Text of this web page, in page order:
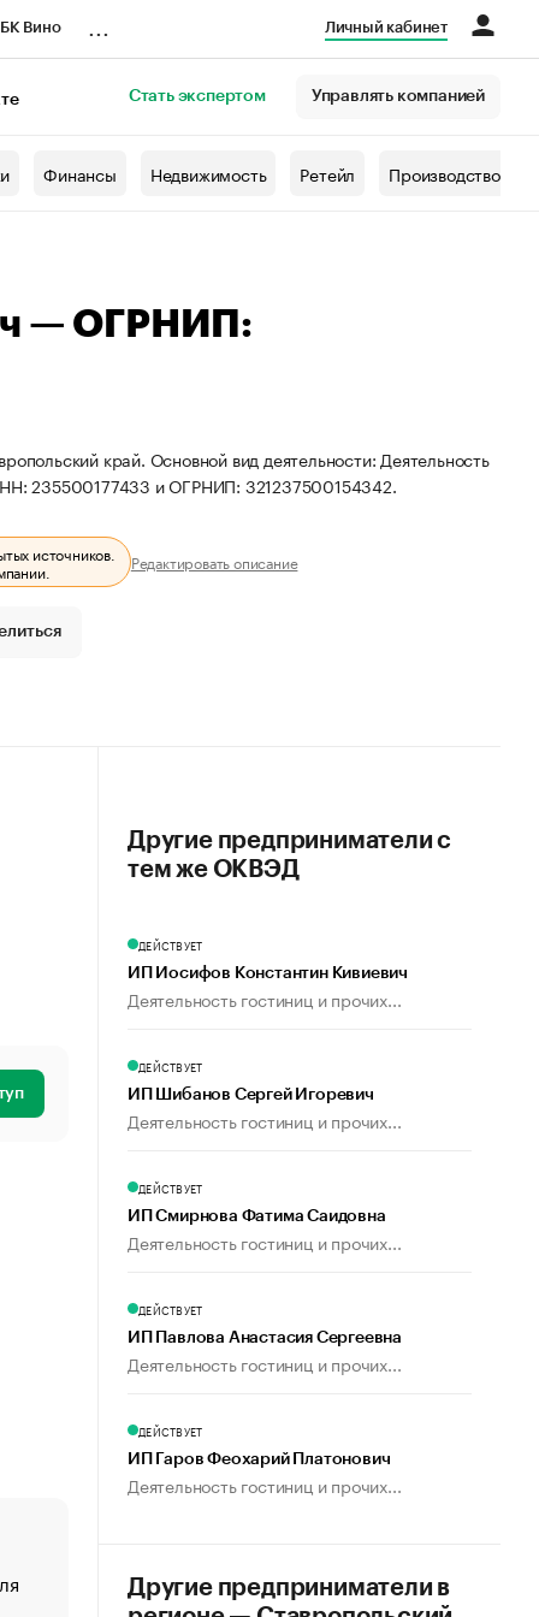
Вино Личный кабинет
Стать экспертом Управлять компанией
Финансы Недвижимость Ретейл Производство
— ОГРНИП:
край. Основной вид деятельности: Деятельность
235500177433 и ОГРНИП: 321237500154342.
источников.
Редактировать описание
«От спорта тело стареет иначе». Как живет глава
создавшей GTA
Другие предприниматели с
тем же ОКВЭД
ДЕЙСТВУЕТ
ИП Иосифов Константин Кивиевич
Деятельность гостиниц и прочих...
ДЕЙСТВУЕТ
ИП Шибанов Сергей Игоревич
Деятельность гостиниц и прочих...
ДЕЙСТВУЕТ
ИП Смирнова Фатима Саидовна
Деятельность гостиниц и прочих...
ДЕЙСТВУЕТ
ИП Павлова Анастасия Сергеевна
Деятельность гостиниц и прочих...
ДЕЙСТВУЕТ
ИП Гаров Феохарий Платонович
Деятельность гостиниц и прочих...
Другие предприниматели в